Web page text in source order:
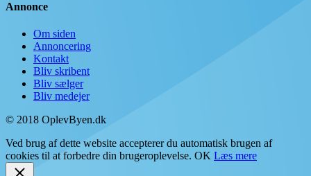
Annonce
Om siden
Annoncering
Kontakt
Bliv skribent
Bliv sælger
Bliv medejer
© 2018 OplevByen.dk
Ved brug af dette website accepterer du automatisk brugen af
cookies til at forbedre din brugeroplevelse. OK Læs mere